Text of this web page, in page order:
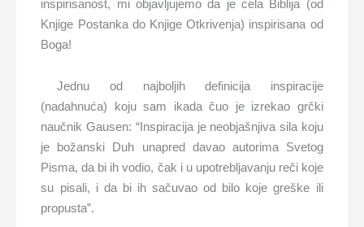
inspirisanost, mi objavljujemo da je cela Biblija (od
Knjige Postanka do Knjige Otkrivenja) inspirisana od
Boga!
Jednu od najboljih definicija inspiracije
(nadahnuća) koju sam ikada čuo je izrekao grčki
naučnik Gausen: “Inspiracija je neobjašnjiva sila koju
je božanski Duh unapred davao autorima Svetog
Pisma, da bi ih vodio, čak i u upotrebljavanju reči koje
su pisali, i da bi ih sačuvao od bilo koje greške ili
propusta”.